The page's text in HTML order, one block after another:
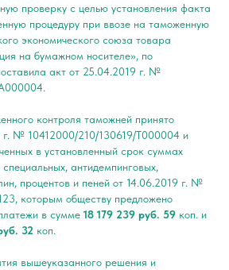
проверку с целью установления факта
процедуру при ввозе на таможенную
экономического союза товара
на бумажном носителе», по
акт от 25.04.2019 г. №
контроля таможней принято
г. № 10412000/210/130619/Т000004 и
в установленный срок суммах
антидемпинговых,
процентов и пеней от 14.06.2019 г. №
которым обществу предложено
в сумме 18 179 239 руб. 59 коп. и
32 коп.
вышеуказанного решения и